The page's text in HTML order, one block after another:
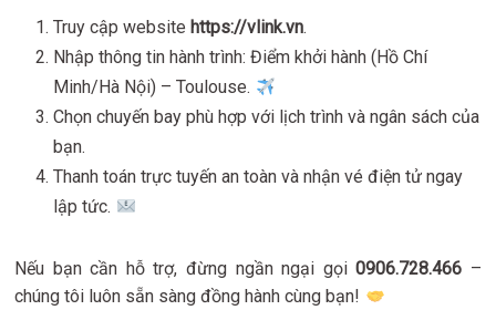
Truy cập website https://vlink.vn.
Nhập thông tin hành trình: Điểm khởi hành (Hồ Chí
Minh/Hà Nội) – Toulouse.
Chọn chuyến bay phù hợp với lịch trình và ngân sách của
bạn.
Thanh toán trực tuyến an toàn và nhận vé điện tử ngay
lập tức.
Nếu bạn cần hỗ trợ, đừng ngần ngại gọi0906.728.466 –
chúng tôi luôn sẵn sàng đồng hành cùng bạn!